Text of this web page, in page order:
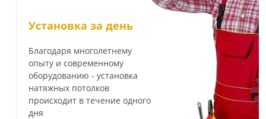
Установка за день
Благодаря многолетнему
опыту и современному
оборудованию - установка
натяжных потолков
происходит в течение одного
дня